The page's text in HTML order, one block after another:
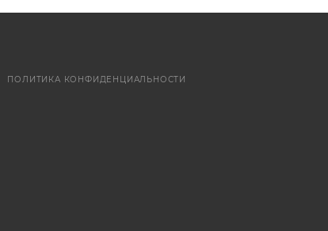
ПОЛИТИКА КОНФИДЕНЦИАЛЬНОСТИ